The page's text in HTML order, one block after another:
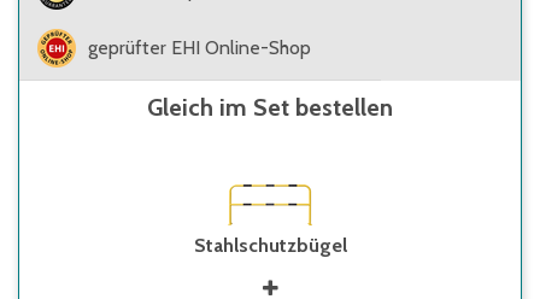
geprüfter EHI Online-Shop
Gleich im Set bestellen
Stahlschutzbügel